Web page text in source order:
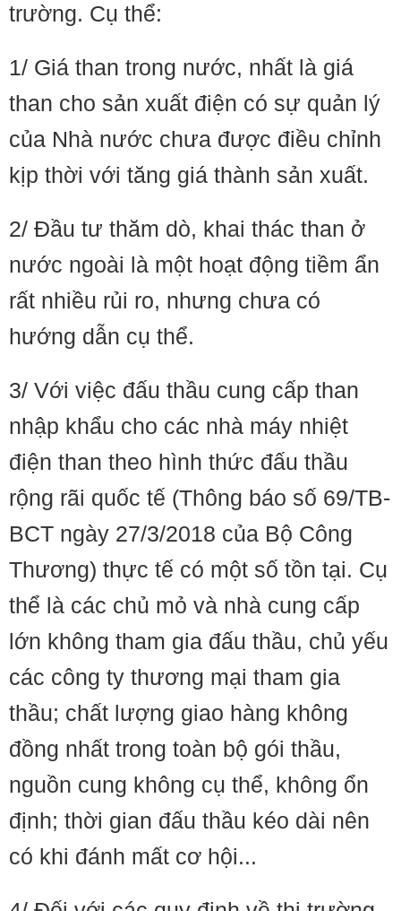
trường. Cụ thể:
1/ Giá than trong nước, nhất là giá
than cho sản xuất điện có sự quản lý
của Nhà nước chưa được điều chỉnh
kịp thời với tăng giá thành sản xuất.
2/ Đầu tư thăm dò, khai thác than ở
nước ngoài là một hoạt động tiềm ẩn
rất nhiều rủi ro, nhưng chưa có
hướng dẫn cụ thể.
3/ Với việc đấu thầu cung cấp than
nhập khẩu cho các nhà máy nhiệt
điện than theo hình thức đấu thầu
rộng rãi quốc tế (Thông báo số 69/TB-
BCT ngày 27/3/2018 của Bộ Công
Thương) thực tế có một số tồn tại. Cụ
thể là các chủ mỏ và nhà cung cấp
lớn không tham gia đấu thầu, chủ yếu
các công ty thương mại tham gia
thầu; chất lượng giao hàng không
đồng nhất trong toàn bộ gói thầu,
nguồn cung không cụ thể, không ổn
định; thời gian đấu thầu kéo dài nên
có khi đánh mất cơ hội...